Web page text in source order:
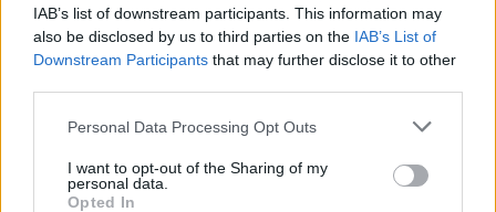
IAB’s list of downstream participants. This information may
also be disclosed by us to third parties on the IAB’s List of
Downstream Participants that may further disclose it to other
Personal Data Processing Opt Outs
I want to opt-out of the Sharing of my
personal data.
Opted In
Pedig szóltam… – Miért nem hiszünk a
A legidegesítőbb kifejezések laza
gyűjteménye